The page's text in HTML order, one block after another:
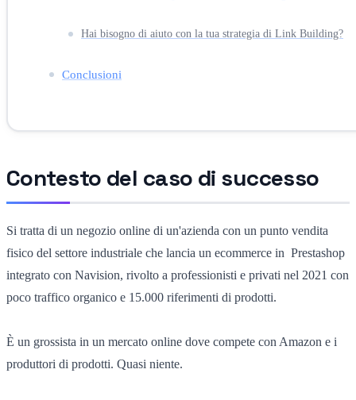
Hai bisogno di aiuto con la tua strategia di Link Building?
Conclusioni
Contesto del caso di successo
Si tratta di un negozio online di un'azienda con un punto vendita
fisico del settore industriale che lancia un ecommerce in Prestashop
integrato con Navision, rivolto a professionisti e privati nel 2021 con
poco traffico organico e 15.000 riferimenti di prodotti.
È un grossista in un mercato online dove compete con Amazon e i
produttori di prodotti. Quasi niente.